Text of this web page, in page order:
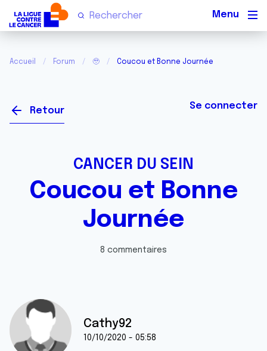
Accueil Forum 🥹 Coucou et Bonne Journée
Retour Se connecter
CANCER DU SEIN
Coucou et Bonne
Journée
8 commentaires
Cathy92
10/10/2020 - 05:58